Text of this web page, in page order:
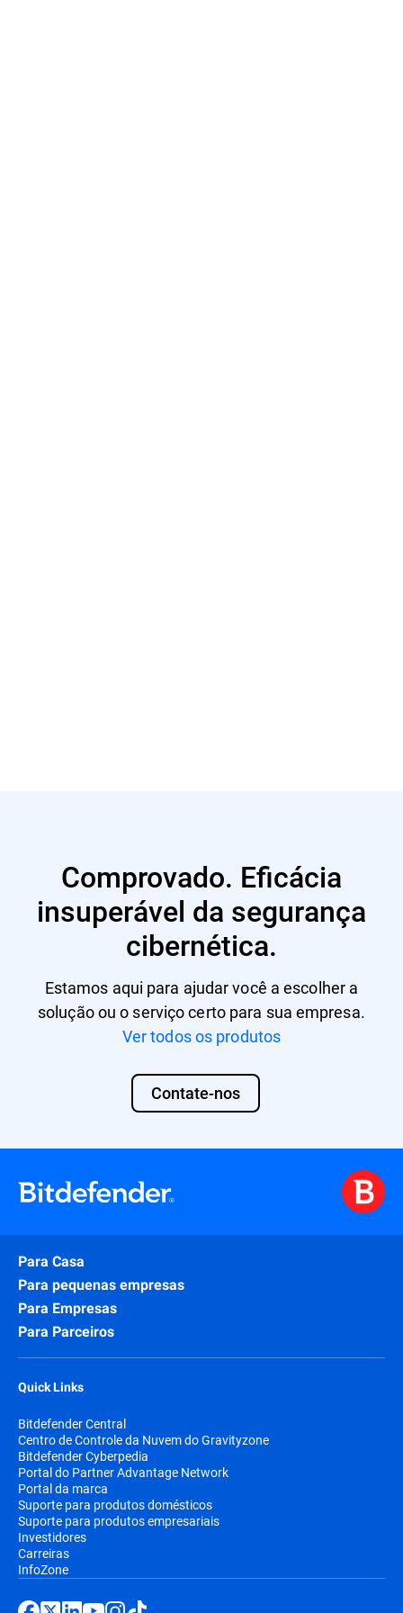
Comprovado. Eficácia
insuperável da segurança
cibernética.
Estamos aqui para ajudar você a escolher a
solução ou o serviço certo para sua empresa.
Ver todos os produtos
Contate-nos
Para Casa
Para pequenas empresas
Para Empresas
Para Parceiros
Quick Links
Bitdefender Central
Centro de Controle da Nuvem do Gravityzone
Bitdefender Cyberpedia
Portal do Partner Advantage Network
Portal da marca
Suporte para produtos domésticos
Suporte para produtos empresariais
Investidores
Carreiras
InfoZone